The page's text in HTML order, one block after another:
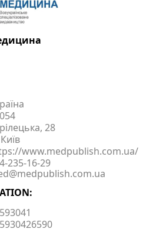
28
www.medpublish.com.ua/
235-16-29